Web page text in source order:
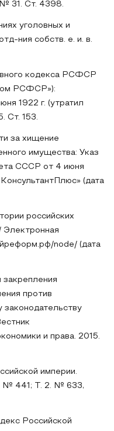
31. Ст. 4398.
уголовных и
ния собств. е. и. в.
кодекса РСФСР
РСФСР»):
1922 г. (утратил
Ст. 153.
за хищение
имущества: Указ
СССР от 4 июня
(дата
российских
Электронная
node/ (дата
закрепления
против
законодательству
и права. 2015.
империи.
№ 441; Т. 2. № 633,
Российской